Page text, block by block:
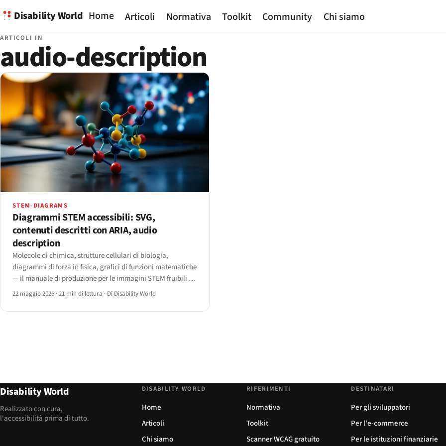
Disability World Home Articoli Normativa Toolkit Community Chi siamo
ARTICOLI IN
audio-description
STEM-DIAGRAMS
Diagrammi STEM accessibili: SVG,
contenuti descritti con ARIA, audio
description
Molecole di chimica, strutture cellulari di biologia,
diagrammi di forza in fisica, grafici di funzioni matematiche
— il manuale di produzione per le immagini STEM fruibili da
screen reader, display braille aggiornabili e flussi di audio
22 maggio 2026 ·21 min di lettura · Di Disability World
Disability World
Realizzato con cura,
l'accessibilità prima di tutto.
DISABILITY WORLD
Home
Articoli
Chi siamo
RIFERIMENTI
Normativa
Toolkit
Scanner WCAG gratuito
DESTINATARI
Per gli sviluppatori
Per l'e-commerce
Per le istituzioni finanziarie